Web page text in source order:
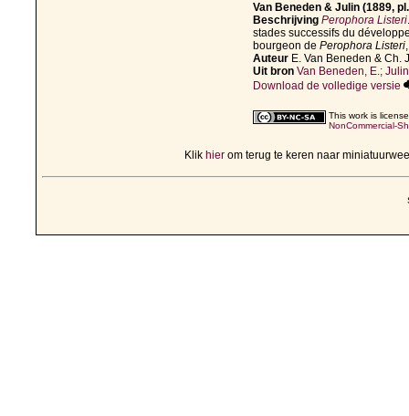
Van Beneden & Julin (1889,
Beschrijving Perophora Listeri
stades successifs du
bourgeon de Perophora Listeri
Auteur E. Van Beneden & Ch.
Uit bron Van Beneden, E.;
Download de volledige versie
This work is
NonCommercial-
Klik hierom terug te keren naar